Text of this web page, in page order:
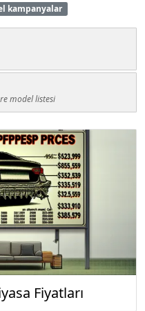
kampanyalar
model listesi
Fiyatları